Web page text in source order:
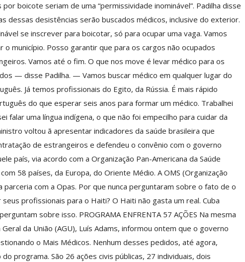
boicote seriam de uma “permissividade inominável”. Padilha disse
dessas desistências serão buscados médicos, inclusive do exterior.
se inscrever para boicotar, só para ocupar uma vaga. Vamos
o município. Posso garantir que para os cargos não ocupados
Vamos até o fim. O que nos move é levar médico para os
— disse Padilha. — Vamos buscar médico em qualquer lugar do
Já temos profissionais do Egito, da Rússia. É mais rápido
do que esperar seis anos para formar um médico. Trabalhei
falar uma língua indígena, o que não foi empecilho para cuidar da
voltou ã apresentar indicadores da saúde brasileira que
de estrangeiros e defendeu o convênio com o governo
país, via acordo com a Organização Pan-Americana da Saúde
58 países, da Europa, do Oriente Médio. A OMS (Organização
parceria com a Opas. Por que nunca perguntaram sobre o fato de o
profissionais para o Haiti? O Haiti não gasta um real. Cuba
sobre isso. PROGRAMA ENFRENTA 57 AÇÕES Na mesma
da União (AGU), Luís Adams, informou ontem que o governo
o Mais Médicos. Nenhum desses pedidos, até agora,
programa. São 26 ações civis públicas, 27 individuais, dois
Promove Palestra
Múltiplas Fontes
30 jun, 2026
IMPRENSA
Benefícios ASSECOR
De Escolas De
Com Condições…
29 jun, 2026
ASSECOR Promove Oficina De
Pintura Em Taça Para
Associados
Comunicacao
IMPRENSA
Presidente Da ASSECOR
Participa De Debate Sobre A
Unificação Das Carreiras Do…
Comunicacao 5 ago, 2026